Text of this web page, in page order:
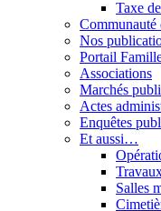
Taxe
Communauté
Nos
Portail
Associations
Marchés
Actes
Enquêtes
Et aussi…
Salles